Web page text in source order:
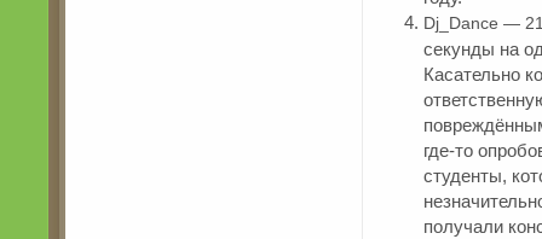
Dj_Dance —
секунды на
Касательно
где-то
студенты,
получали